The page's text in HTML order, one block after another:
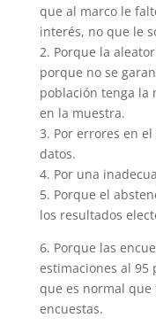
que al marco le
interés, no que le
2. Porque la
porque no se
población tenga la
en la muestra.
3. Por errores en
datos.
4. Por una
5. Porque el
los resultados
6. Porque las
estimaciones al 95
que es normal que
encuestas.